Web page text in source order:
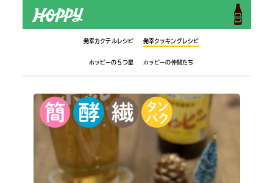
発幸カクテルレシピ 発幸クッキングレシピ
ホッピーの５つ星 ホッピーの仲間たち